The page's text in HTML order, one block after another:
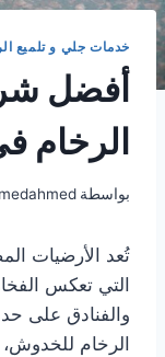
خدمات جلي و تلميع
أفضل
الرخام
بواسطة
تُعد الأرضيات
التي تعكس
والفنادق على
الرخام للخدوش،